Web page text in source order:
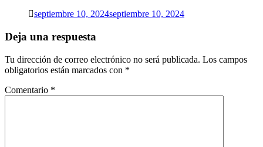
septiembre 10, 2024septiembre 10, 2024
Deja una respuesta
Tu dirección de correo electrónico no será publicada. Los campos
obligatorios están marcados con *
Comentario *